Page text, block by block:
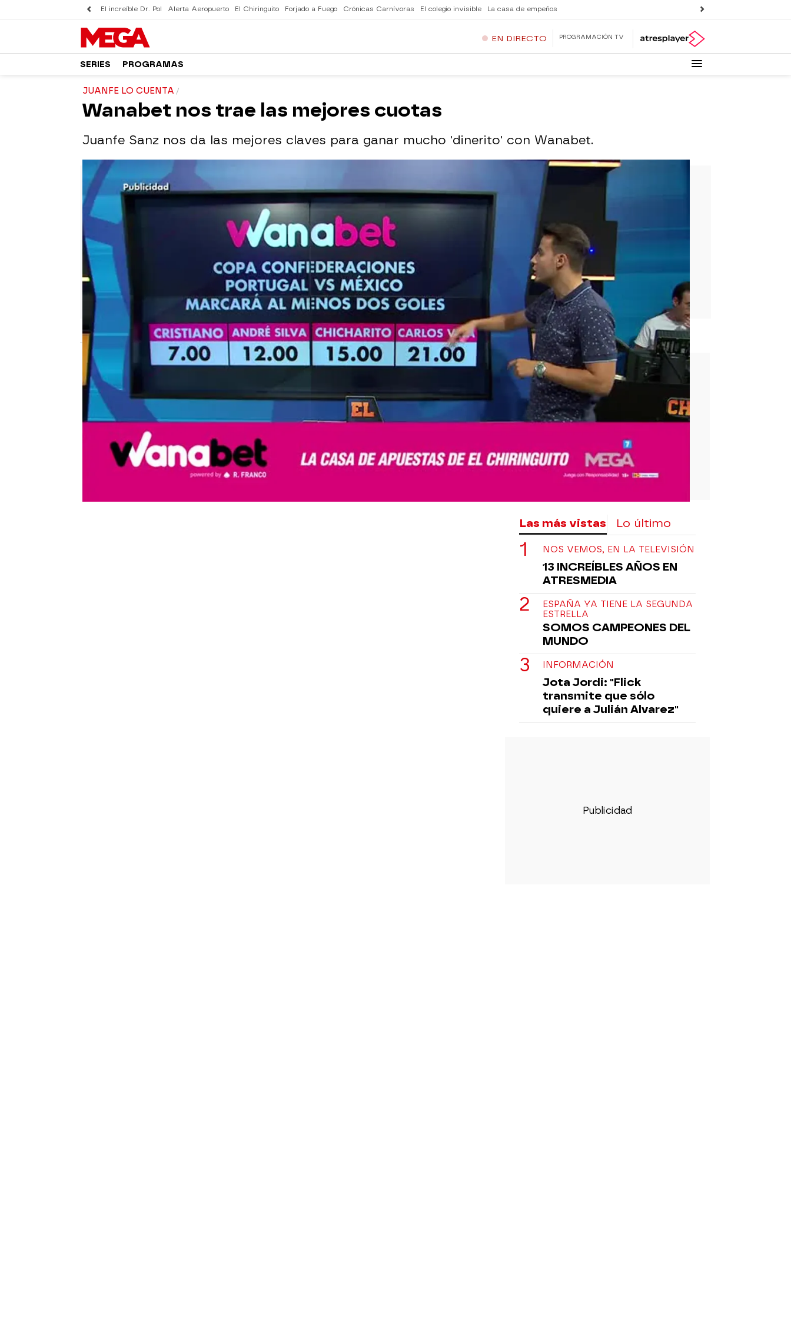
El increíble Dr. Pol Alerta Aeropuerto El Chiringuito Forjado a Fuego Crónicas Carnívoras El colegio invisible La casa de empeños
EN DIRECTO PROGRAMACIÓN TV
SERIES PROGRAMAS
JUANFE LO CUENTA
Wanabet nos trae las mejores cuotas
Juanfe Sanz nos da las mejores claves para ganar mucho 'dinerito' con Wanabet.
mega
Publicado:
WhatsappFacebook
X Flipboard
El Chiringuito de Jugones wanabet Juanfe Sanz
Las más vistas Lo último
NOS VEMOS, EN LA TELEVISIÓN
13 INCREÍBLES AÑOS EN
ATRESMEDIA
ESPAÑA YA TIENE LA SEGUNDA
ESTRELLA
SOMOS CAMPEONES DEL
MUNDO
INFORMACIÓN
Jota Jordi: "Flick
transmite que sólo
quiere a Julián Alvarez"